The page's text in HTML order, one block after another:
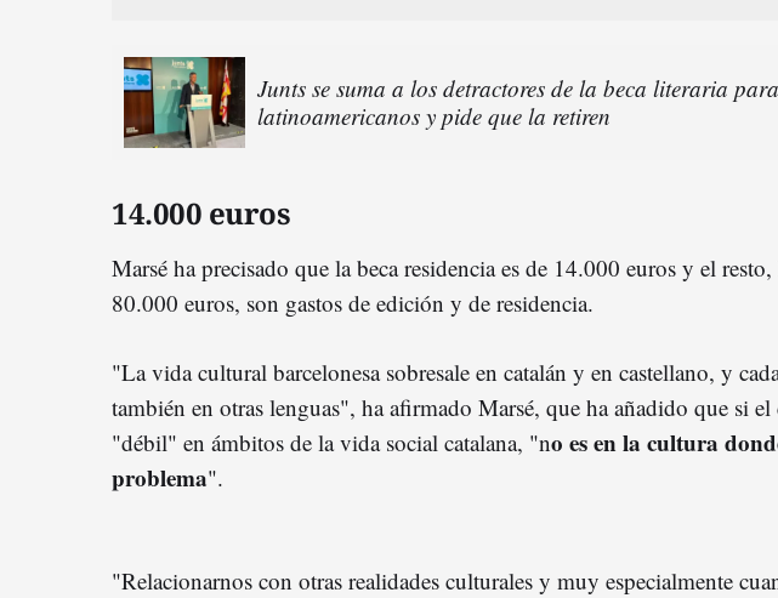
Junts se suma a los detractores de la beca literaria
latinoamericanos y pide que la retiren
14.000 euros
Marsé ha precisado que la beca residencia es de 14.000 euros y el resto,
80.000 euros, son gastos de edición y de residencia.
"La vida cultural barcelonesa sobresale en catalán y en castellano, y
también en otras lenguas", ha afirmado Marsé, que ha añadido que si el
"débil" en ámbitos de la vida social catalana, "no es en la cultura
problema".
"Relacionarnos con otras realidades culturales y muy especialmente